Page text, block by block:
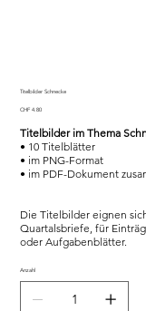
Titelbilder Schnecke
Preis
CHF 4.80
Titelbilder im Thema
• 10 Titelblätter
• im PNG-Format
• im PDF-Dokument
Die Titelbilder eignen
Quartalsbriefe, für
oder Aufgabenblätter.
Anzahl